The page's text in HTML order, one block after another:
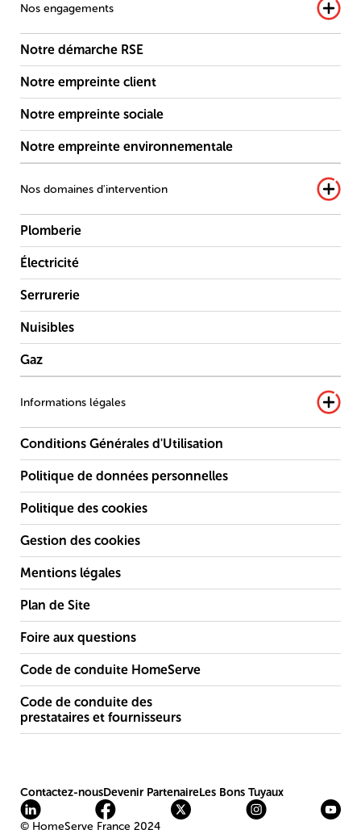
Nos engagements
Notre démarche RSE
Notre empreinte client
Notre empreinte sociale
Notre empreinte environnementale
Nos domaines d'intervention
Plomberie
Électricité
Serrurerie
Nuisibles
Gaz
Informations légales
Conditions Générales d'Utilisation
Politique de données personnelles
Politique des cookies
Gestion des cookies
Mentions légales
Plan de Site
Foire aux questions
Code de conduite HomeServe
Code de conduite des
prestataires et fournisseurs
© HomeServe France 2024
Contactez-nousDevenir PartenaireLes Bons Tuyaux